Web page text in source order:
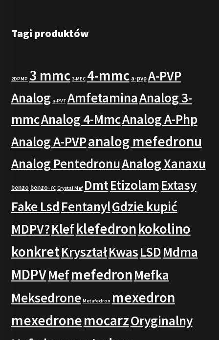
Tagi produktów
2DPMP 3 mmc 3-MEC 4-mmc a-pvp A-PVP
Analog a-PVT AmfetaminaAnalog 3-
mmcAnalog 4-MmcAnalog A-Php
Analog A-PVPanalog mefedronu
Analog PentedronuAnalog Xanaxu
benzo benzo-rc Crystal Mef DmtEtizolamExtasy
Fake LsdFentanylGdzie kupić
MDPV?Klefklefedronkokolino
konkretKryształKwasLSDMdma
MDPVMefmefedronMefka
Meksedrone Metafedron mexedron
mexedronemocarzOryginalny